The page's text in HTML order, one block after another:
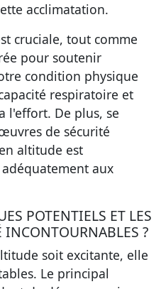
acclimatation.
cruciale, tout comme
pour soutenir
condition physique
respiratoire et
l'effort. De plus, se
de sécurité
altitude est
aux
POTENTIELS ET LES
INCONTOURNABLES ?
soit excitante, elle
Le principal